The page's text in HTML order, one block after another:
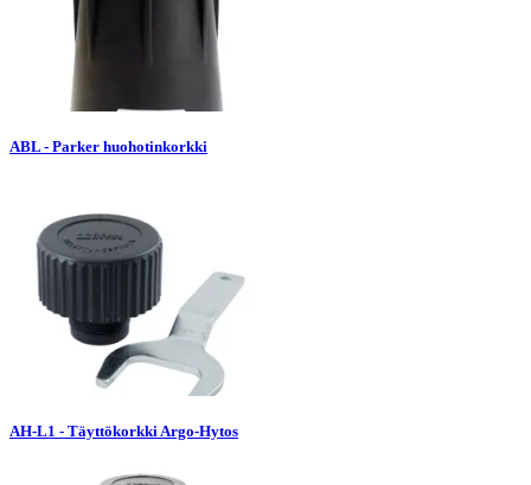
ABL - Parker huohotinkorkki
AH-L1 - Täyttökorkki Argo-Hytos